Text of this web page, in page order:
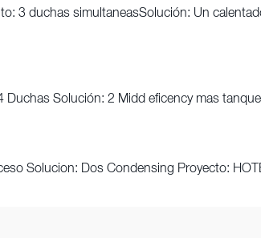
3 duchas simultaneasSolución: Un
Solución: 2 Midd eficency mas
Solucion: Dos Condensing Proyecto: